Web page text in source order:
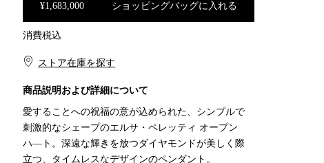
¥1,683,000 ショッピングバッグに入れる
消費税込
ストア在庫を探す​​
商品説明および詳細について
愛することへの祝福の意が込められた、シンプルで
刺激的なシェープのエルサ・ペレッティ オープン
ハ―ト。深遠な輝きを放つダイヤモンドが美しく際
立つ、タイムレスなデザインのペンダント。